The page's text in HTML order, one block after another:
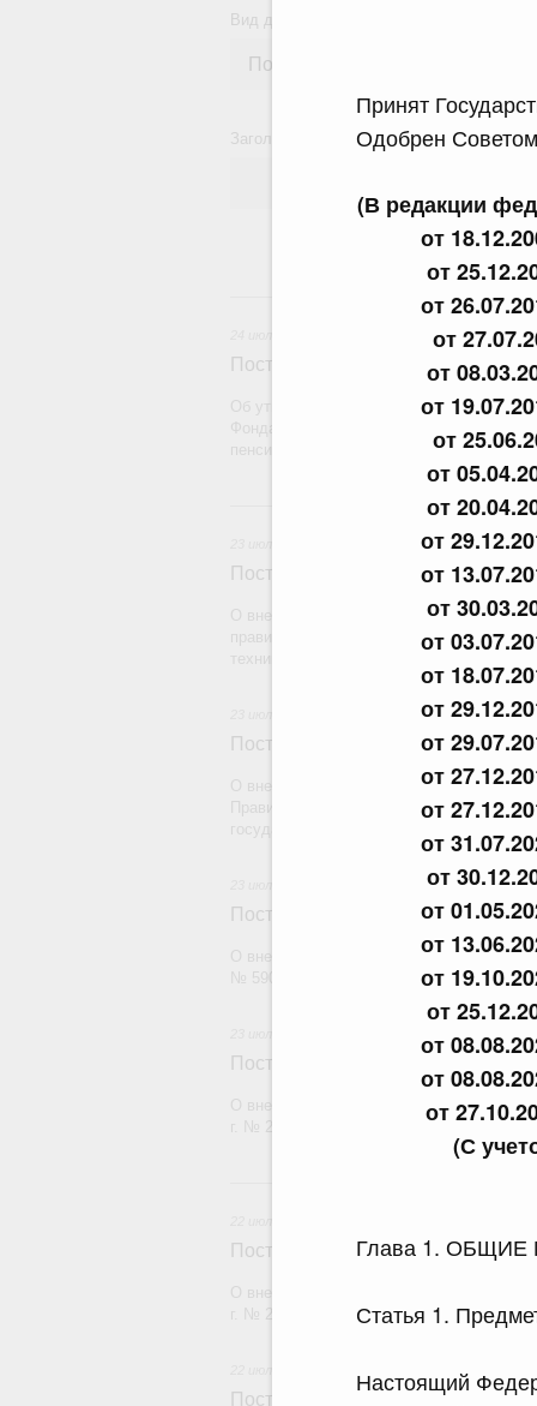
Принят
Одобрен
(В редакции
от
от
от
от
от
от
от
от
от
от
от
от
от
от
от
от
от
от
от
от
от
от
от
от
от
от
от
(С
Глава 1.
Статья 1.
Настоящий
Вид документа
Заголовок или текст документа
Постановление Правительства
Об утверждении Правил определения
Фонда пенсионного и социального
Постановление Правительства
О внесении на ратификацию Протокола
правилах обращения медицинских
техники) в рамках Евразийского
Постановление Правительства
О внесении на ратификацию
Правительством Республики Индии о
Постановление Правительства
О внесении изменений в постановление
Постановление Правительства
О внесении изменений в постановление
Постановление Правительства
Постановление Правительства